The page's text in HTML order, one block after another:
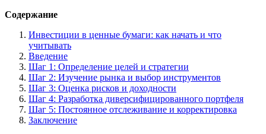
Содержание
Инвестиции в ценные бумаги: как начать и что
учитывать
Введение
Шаг 1: Определение целей и стратегии
Шаг 2: Изучение рынка и выбор инструментов
Шаг 3: Оценка рисков и доходности
Шаг 4: Разработка диверсифицированного портфеля
Шаг 5: Постоянное отслеживание и корректировка
Заключение